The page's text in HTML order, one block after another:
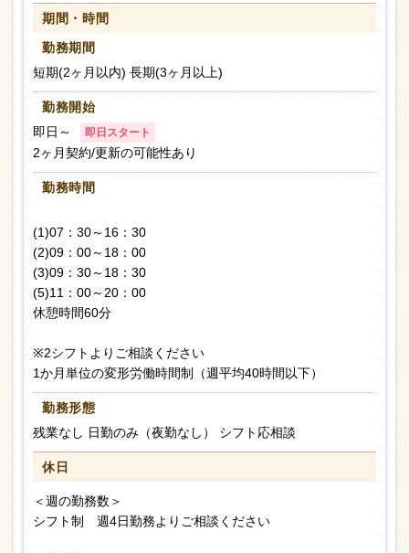
期間・時間
勤務期間
短期(2ヶ月以内) 長期(3ヶ月以上)
勤務開始
即日～
即日スタート
2ヶ月契約/更新の可能性あり
勤務時間
(1)07：30～16：30
(2)09：00～18：00
(3)09：30～18：30
(5)11：00～20：00
休憩時間60分
※2シフトよりご相談ください
1か月単位の変形労働時間制（週平均40時間以下）
勤務形態
残業なし 日勤のみ（夜勤なし） シフト応相談
休日
＜週の勤務数＞
シフト制 週4日勤務よりご相談ください